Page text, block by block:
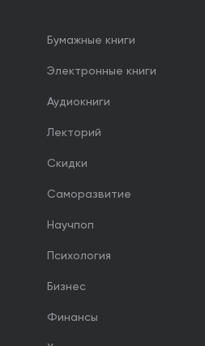
Бумажные книги
Электронные книги
Аудиокниги
Лекторий
Скидки
Саморазвитие
Научпоп
Психология
Бизнес
Финансы